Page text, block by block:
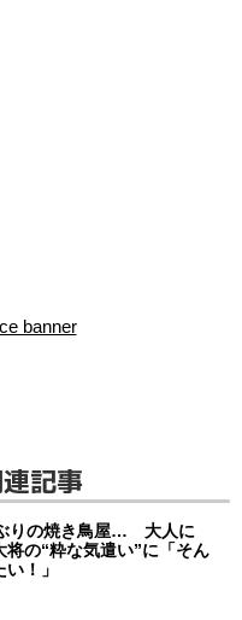
記事
ぶりの焼き鳥屋… 大人に
将の“粋な気遣い”に「そん
！」